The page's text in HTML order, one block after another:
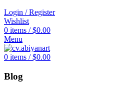
Login / Register
Wishlist
0 items / $0.00
Menu
0 items / $0.00
Blog